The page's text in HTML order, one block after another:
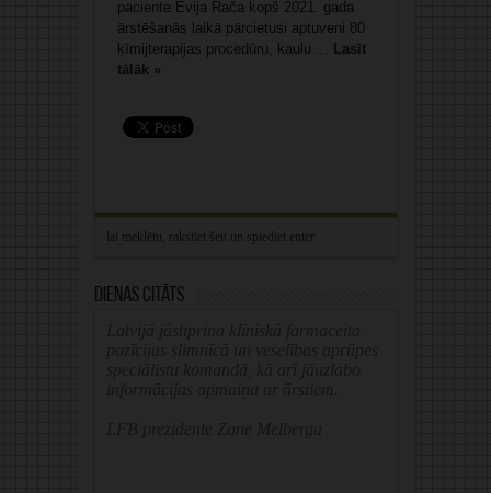
paciente Evija Rača kopš 2021. gada
ārstēšanās laikā pārcietusi aptuveni 80
ķīmijterapijas procedūru, kaulu ... Lasīt
tālāk »
Dienas citāts